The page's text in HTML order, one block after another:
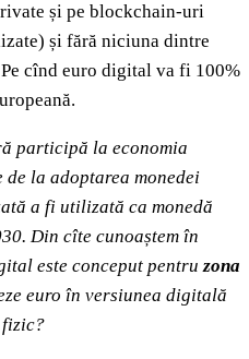
și pe blockchain-uri
și fără niciuna dintre
cînd euro digital va fi 100%
participă la economia
la adoptarea monedei
a fi utilizată ca monedă
Din cîte cunoaștem în
este conceput pentruzona
euro în versiunea digitală
fizic?